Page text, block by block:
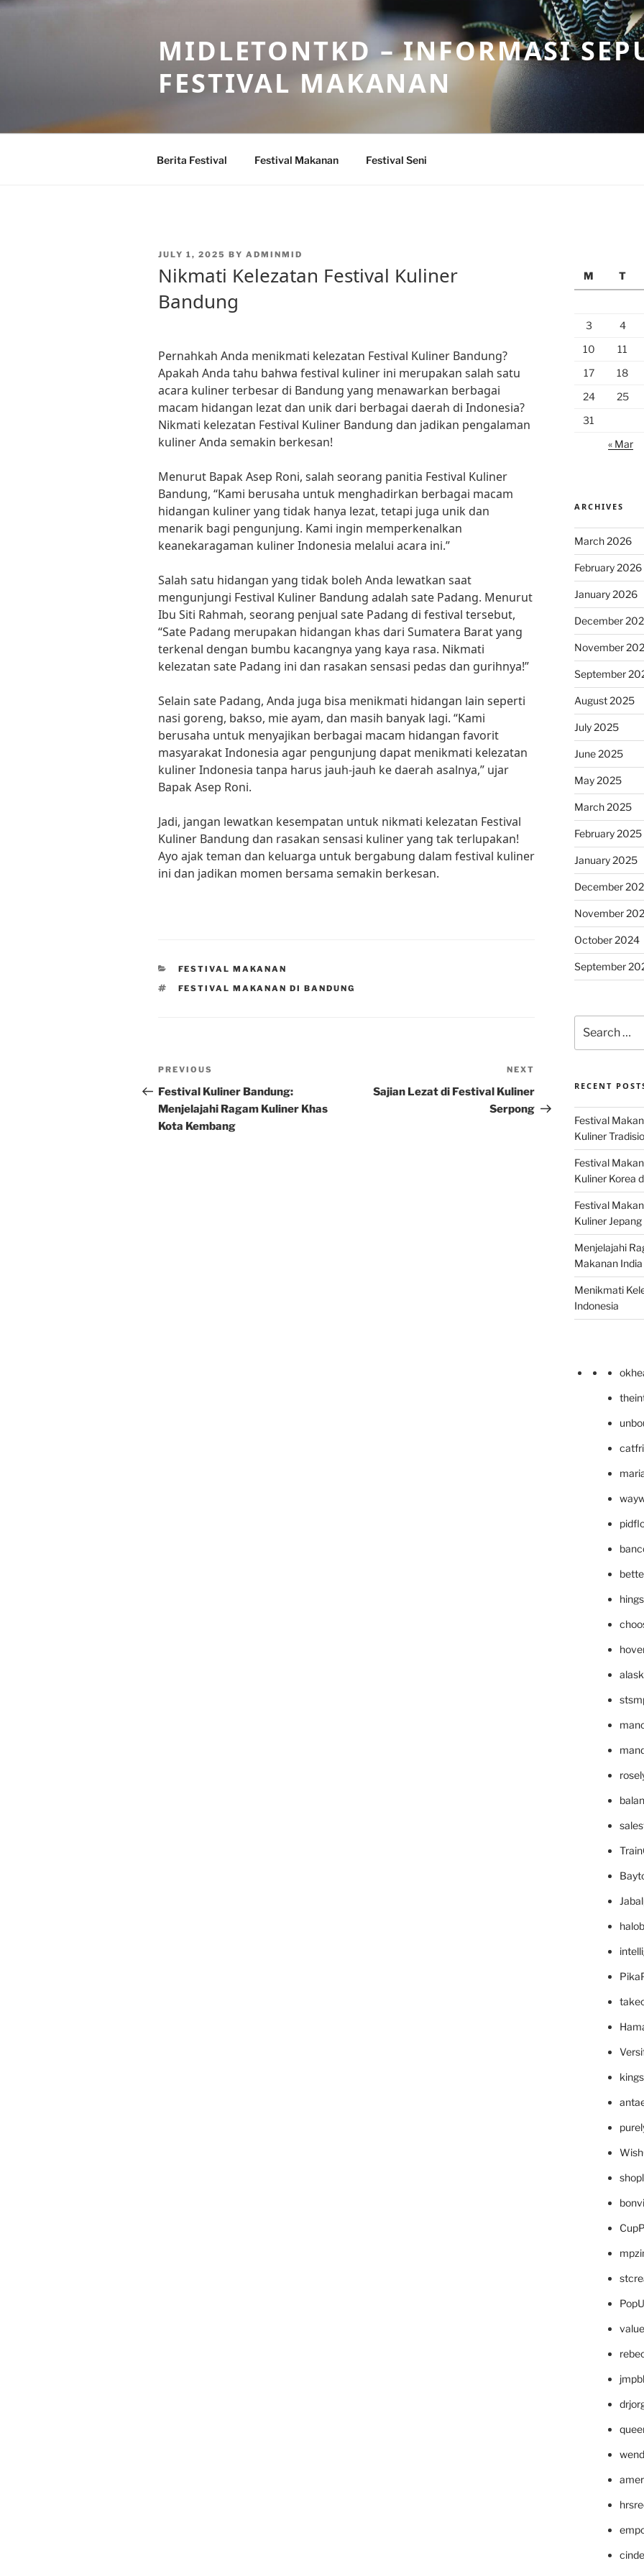
Skip
MIDLETONTKD – INFORMASI
FESTIVAL MAKANAN
Berita Festival Festival Makanan Festival Seni
POSTED
JULY 1, 2025 BY ADMINMID
Nikmati Kelezatan Festival Kuliner
Bandung
Pernahkah Anda menikmati kelezatan Festival Kuliner Bandung?
Apakah Anda tahu bahwa festival kuliner ini merupakan salah satu
acara kuliner terbesar di Bandung yang menawarkan berbagai
macam hidangan lezat dan unik dari berbagai daerah di Indonesia?
Nikmati kelezatan Festival Kuliner Bandung dan jadikan pengalaman
kuliner Anda semakin berkesan!
Menurut Bapak Asep Roni, salah seorang panitia Festival Kuliner
Bandung, “Kami berusaha untuk menghadirkan berbagai macam
hidangan kuliner yang tidak hanya lezat, tetapi juga unik dan
menarik bagi pengunjung. Kami ingin memperkenalkan
keanekaragaman kuliner Indonesia melalui acara ini.”
Salah satu hidangan yang tidak boleh Anda lewatkan saat
mengunjungi Festival Kuliner Bandung adalah sate Padang. Menurut
Ibu Siti Rahmah, seorang penjual sate Padang di festival tersebut,
“Sate Padang merupakan hidangan khas dari Sumatera Barat yang
terkenal dengan bumbu kacangnya yang kaya rasa. Nikmati
kelezatan sate Padang ini dan rasakan sensasi pedas dan gurihnya!”
Selain sate Padang, Anda juga bisa menikmati hidangan lain seperti
nasi goreng, bakso, mie ayam, dan masih banyak lagi. “Kami
berusaha untuk menyajikan berbagai macam hidangan favorit
masyarakat Indonesia agar pengunjung dapat menikmati kelezatan
kuliner Indonesia tanpa harus jauh-jauh ke daerah asalnya,” ujar
Bapak Asep Roni.
Jadi, jangan lewatkan kesempatan untuk nikmati kelezatan Festival
Kuliner Bandung dan rasakan sensasi kuliner yang tak terlupakan!
Ayo ajak teman dan keluarga untuk bergabung dalam festival kuliner
ini dan jadikan momen bersama semakin berkesan.
CATEGORIES
FESTIVAL MAKANAN
TAGS
FESTIVAL MAKANAN DI BANDUNG
Post
navigation
Previous
Post
PREVIOUS
Festival Kuliner Bandung:
Menjelajahi Ragam Kuliner Khas
Kota Kembang
Post
NEXT
Sajian Lezat di Festival Kuliner
Serpong
M
T
3
4
10
11
17
18
24
25
31
« Mar
ARCHIVES
March 2026
February 2026
January 2026
December
November
September
August 2025
July 2025
June 2025
May 2025
March 2025
February 2025
January 2025
December
November
October 2024
September
for:
RECENT
Festival
Kuliner
Festival
Kuliner Korea
Festival
Kuliner
Menjelajahi
Makanan
Menikmati
Indonesia